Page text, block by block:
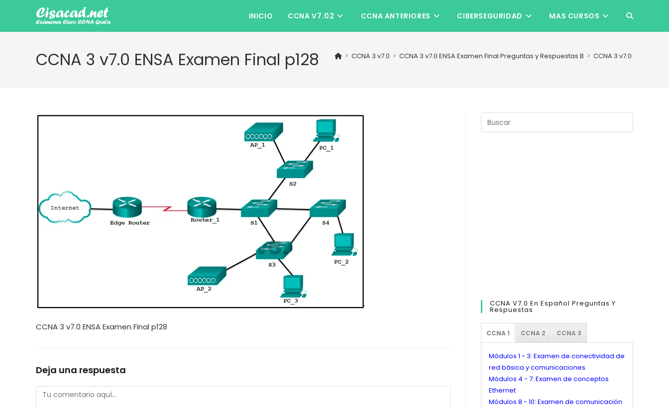
contenido
INICIO CCNA V7.02 CCNA ANTERIORES CIBERSEGURIDAD MAS CURSOS ALTERNAR
LA
CCNA 3 v7.0 ENSA Examen Final p128 > CCNA 3 v7.0 > CCNA 3 v7.0 ENSA Examen Final Preguntas y Respuestas B > CCNA 3 v7.0 ENSA
CCNA 3 v7.0 ENSA Examen Final p128
Deja una respuesta
Comentario
Escape
CCNA V7.0 En Español Preguntas Y
Respuestas
CCNA 1 CCNA 2 CCNA 3
Módulos 1 - 3: Examen de conectividad de
red básica y comunicaciones
Módulos 4 - 7: Examen de conceptos
Ethernet
Módulos 8 - 10: Examen de comunicación